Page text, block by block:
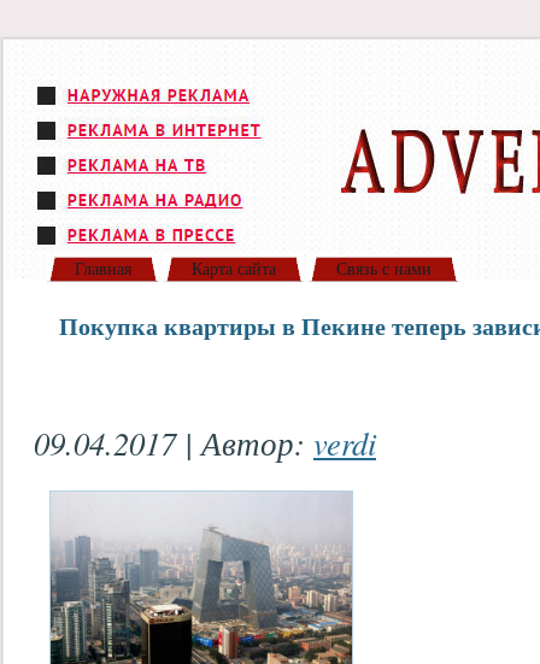
Главная Карта сайта Связь с нами
Покупка квартиры в Пекине теперь
09.04.2017 | Автор: verdi